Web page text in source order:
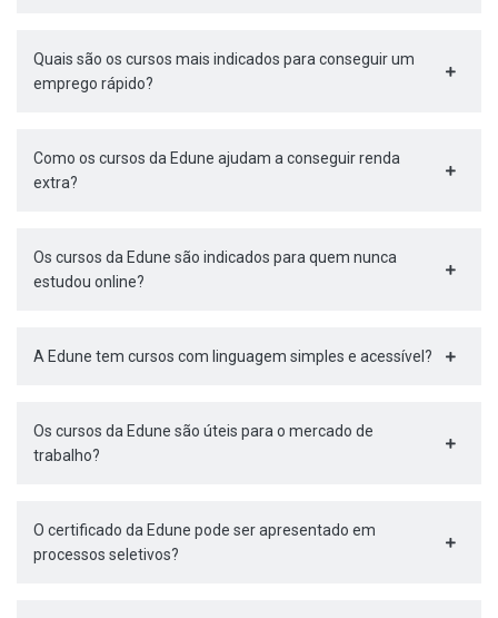
Quais são os cursos mais indicados para conseguir um
emprego rápido?
Como os cursos da Edune ajudam a conseguir renda
extra?
Os cursos da Edune são indicados para quem nunca
estudou online?
A Edune tem cursos com linguagem simples e acessível?
Os cursos da Edune são úteis para o mercado de
trabalho?
O certificado da Edune pode ser apresentado em
processos seletivos?